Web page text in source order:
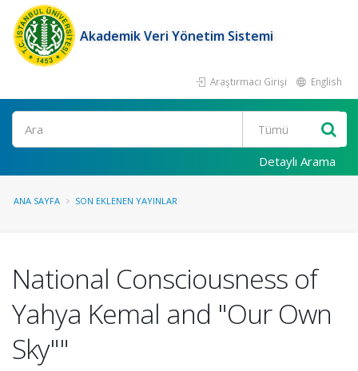
Akademik Veri Yönetim Sistemi
Araştırmacı Girişi English
Ara
Detaylı Arama
ANA SAYFA SON EKLENEN YAYINLAR
National Consciousness of
Yahya Kemal and "Our Own
Sky""